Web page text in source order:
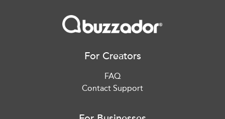
For Creators
FAQ
Contact Support